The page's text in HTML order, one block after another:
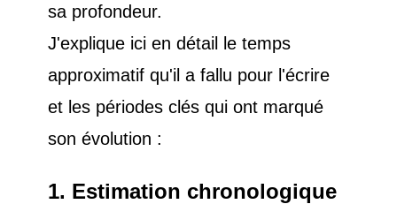
sa profondeur.
J'explique ici en détail le temps
approximatif qu'il a fallu pour l'écrire
et les périodes clés qui ont marqué
son évolution :
1. Estimation chronologique